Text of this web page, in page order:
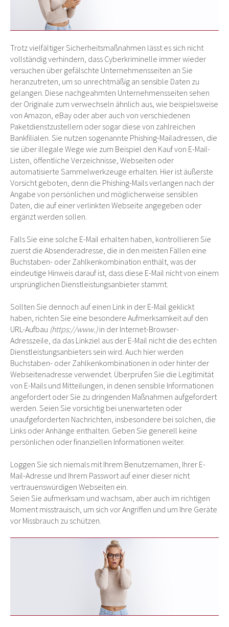
Trotz vielfältiger Sicherheitsmaßnahmen lässt es sich nicht
vollständig verhindern, dass Cyberkriminelle immer wieder
versuchen über gefälschte Unternehmensseiten an Sie
heranzutreten, um so unrechtmäßig an sensible Daten zu
gelangen. Diese nachgeahmten Unternehmensseiten sehen
der Originale zum verwechseln ähnlich aus, wie beispielsweise
von Amazon, eBay oder aber auch von verschiedenen
Paketdienstzustellern oder sogar diese von zahlreichen
Bankfilialen. Sie nutzen sogenannte Phishing-Mailadressen, die
sie über illegale Wege wie zum Beispiel den Kauf von E-Mail-
Listen, öffentliche Verzeichnisse, Webseiten oder
automatisierte Sammelwerkzeuge erhalten. Hier ist äußerste
Vorsicht geboten, denn die Phishing-Mails verlangen nach der
Angabe von persönlichen und möglicherweise sensiblen
Daten, die auf einer verlinkten Webseite angegeben oder
ergänzt werden sollen.
Falls Sie eine solche E-Mail erhalten haben, kontrollieren Sie
zuerst die Absenderadresse, die in den meisten Fällen eine
Buchstaben- oder Zahlkenkombination enthält, was der
eindeutige Hinweis darauf ist, dass diese E-Mail nicht von einem
ursprünglichen Dienstleistungsanbieter stammt.
Sollten Sie dennoch auf einen Link in der E-Mail geklickt
haben, richten Sie eine besondere Aufmerksamkeit auf den
URL-Aufbau (https://www.)in der Internet-Browser-
Adresszeile, da das Linkziel aus der E-Mail nicht die des echten
Dienstleistungsanbieters sein wird. Auch hier werden
Buchstaben- oder Zahlkenkombinationen in oder hinter der
Webseitenadresse verwendet. Überprüfen Sie die Legitimität
von E-Mails und Mitteilungen, in denen sensible Informationen
angefordert oder Sie zu dringenden Maßnahmen aufgefordert
werden. Seien Sie vorsichtig bei unerwarteten oder
unaufgeforderten Nachrichten, insbesondere bei solchen, die
Links oder Anhänge enthalten. Geben Sie generell keine
persönlichen oder finanziellen Informationen weiter.
Loggen Sie sich niemals mit Ihrem Benutzernamen, Ihrer E-
Mail-Adresse und Ihrem Passwort auf einer dieser nicht
vertrauenswürdigen Webseiten ein.
Seien Sie aufmerksam und wachsam, aber auch im richtigen
Moment misstrauisch, um sich vor Angriffen und um Ihre Geräte
vor Missbrauch zu schützen.